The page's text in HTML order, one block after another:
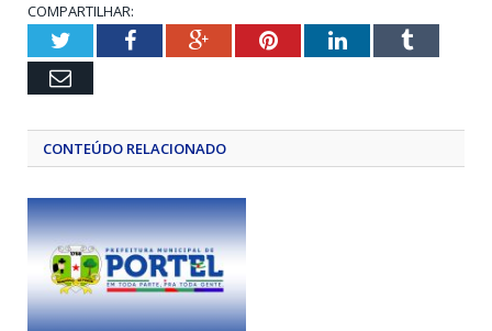
COMPARTILHAR:
TwitterFacebookGoogle+PinterestLinkedInTumblr
Email
CONTEÚDO RELACIONADO